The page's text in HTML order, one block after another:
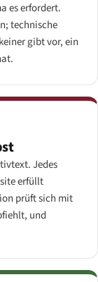
es erfordert.
technische
gibt vor, ein
Jedes
erfüllt
prüft sich mit
und